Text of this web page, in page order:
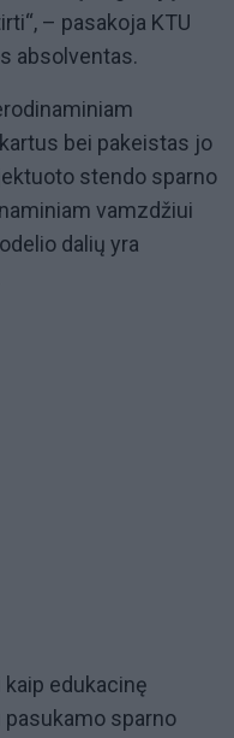
– pasakoja KTU
absolventas.
bei pakeistas jo
stendo sparno
vamzdžiui
dalių yra
kaip edukacinę
sparno